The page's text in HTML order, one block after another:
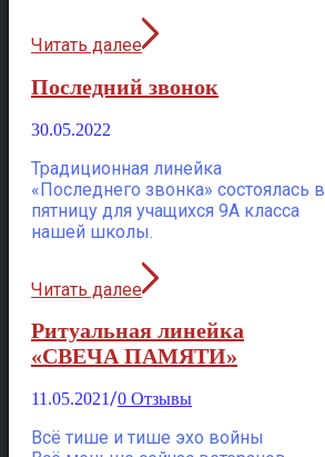
Читать далее
Последний звонок
30.05.2022
Традиционная линейка
«Последнего звонка» состоялась в
пятницу для учащихся 9А класса
нашей школы.
Читать далее
Ритуальная линейка
«СВЕЧА ПАМЯТИ»
11.05.2021 /0 Отзывы
Всё тише и тише эхо войны